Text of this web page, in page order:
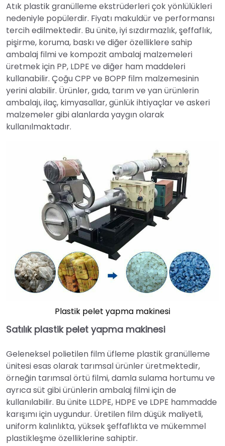
Atık plastik granülleme ekstrüderleri çok yönlülükleri
nedeniyle popülerdir. Fiyatı makuldür ve performansı
tercih edilmektedir. Bu ünite, iyi sızdırmazlık, şeffaflık,
pişirme, koruma, baskı ve diğer özelliklere sahip
ambalaj filmi ve kompozit ambalaj malzemeleri
üretmek için PP, LDPE ve diğer ham maddeleri
kullanabilir. Çoğu CPP ve BOPP film malzemesinin
yerini alabilir. Ürünler, gıda, tarım ve yan ürünlerin
ambalajı, ilaç, kimyasallar, günlük ihtiyaçlar ve askeri
malzemeler gibi alanlarda yaygın olarak
kullanılmaktadır.
Plastik pelet yapma makinesi
Satılık plastik pelet yapma makinesi
Geleneksel polietilen film üfleme plastik granülleme
ünitesi esas olarak tarımsal ürünler üretmektedir,
örneğin tarımsal örtü filmi, damla sulama hortumu ve
ayrıca süt gibi ürünlerin ambalaj filmi için de
kullanılabilir. Bu ünite LLDPE, HDPE ve LDPE hammadde
karışımı için uygundur. Üretilen film düşük maliyetli,
uniform kalınlıkta, yüksek şeffaflıkta ve mükemmel
plastikleşme özelliklerine sahiptir.